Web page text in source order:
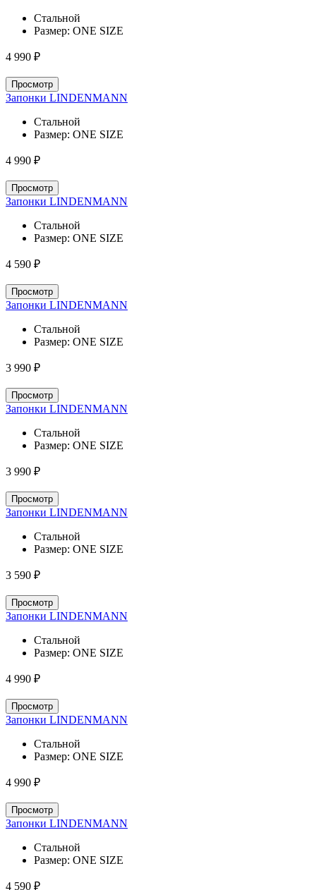
Стальной
Размер: ONE SIZE
4 990 ₽
Просмотр
Запонки LINDENMANN
Стальной
Размер: ONE SIZE
4 990 ₽
Просмотр
Запонки LINDENMANN
Стальной
Размер: ONE SIZE
4 590 ₽
Просмотр
Запонки LINDENMANN
Стальной
Размер: ONE SIZE
3 990 ₽
Просмотр
Запонки LINDENMANN
Стальной
Размер: ONE SIZE
3 990 ₽
Просмотр
Запонки LINDENMANN
Стальной
Размер: ONE SIZE
3 590 ₽
Просмотр
Запонки LINDENMANN
Стальной
Размер: ONE SIZE
4 990 ₽
Просмотр
Запонки LINDENMANN
Стальной
Размер: ONE SIZE
4 990 ₽
Просмотр
Запонки LINDENMANN
Стальной
Размер: ONE SIZE
4 590 ₽